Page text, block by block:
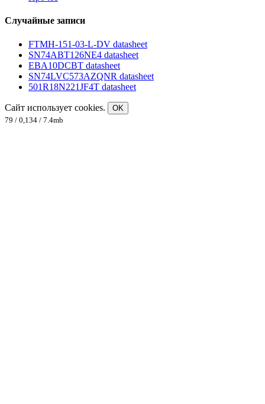
Случайные записи
FTMH-151-03-L-DV datasheet
SN74ABT126NE4 datasheet
EBA10DCBT datasheet
SN74LVC573AZQNR datasheet
501R18N221JF4T datasheet
Сайт использует cookies.
OK
79 / 0,134 / 7.4mb